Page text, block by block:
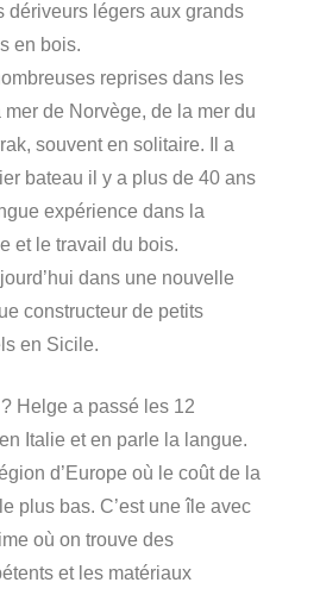
dériveurs légers aux grands
en bois.
reprises dans les
de Norvège, de la mer du
souvent en solitaire. Il a
bateau il y a plus de 40 ans
expérience dans la
et le travail du bois.
dans une nouvelle
constructeur de petits
en Sicile.
Helge a passé les 12
Italie et en parle la langue.
d’Europe où le coût de la
plus bas. C’est une île avec
où on trouve des
et les matériaux